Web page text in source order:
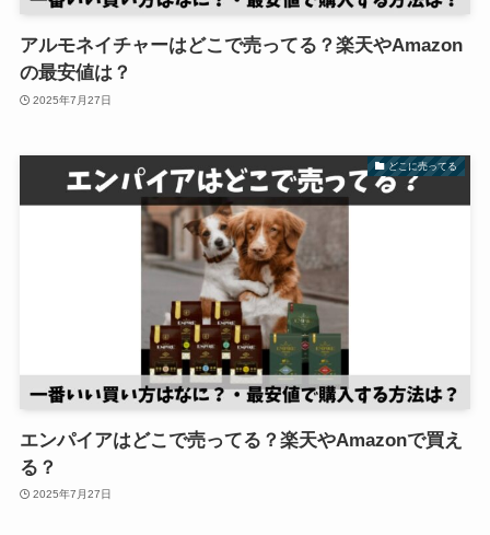
アルモネイチャーはどこで売ってる？楽天やAmazon
の最安値は？
2025年7月27日
どこに売ってる
エンパイアはどこで売ってる？楽天やAmazonで買え
る？
2025年7月27日